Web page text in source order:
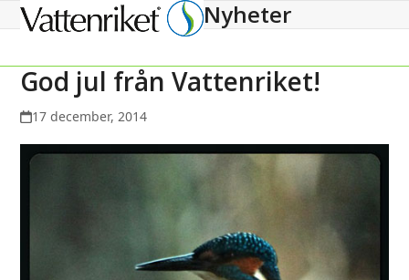
Open
menu
Close
menu
Nyheter
God jul från Vattenriket!
17 december, 2014